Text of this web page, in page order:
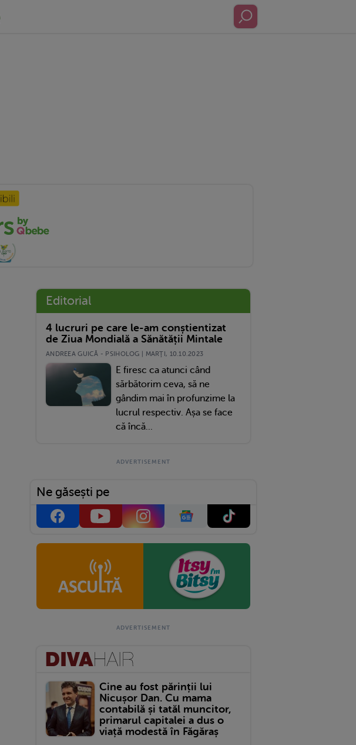
Editorial
4 lucruri pe care le-am conștientizat
de Ziua Mondială a Sănătății Mintale
ANDREEA GUICĂ - PSIHOLOG | MARŢI, 10.10.2023
E firesc ca atunci când
sărbătorim ceva, să ne
gândim mai în profunzime la
lucrul respectiv. Așa se face
că încă...
Ne găsești pe
Cine au fost părinții lui
Nicușor Dan. Cu mama
contabilă și tatăl muncitor,
primarul capitalei a dus o
viață modestă în Făgăraș